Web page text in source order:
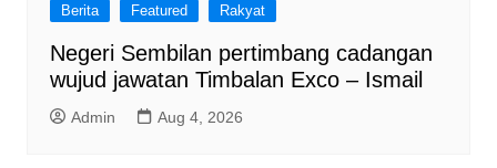
Berita Featured Rakyat
Negeri Sembilan pertimbang cadangan
wujud jawatan Timbalan Exco – Ismail
Admin Aug 4, 2026